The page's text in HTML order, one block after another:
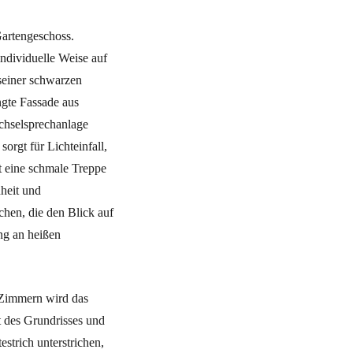
Weise auf
schwarzen
Fassade aus
sorgt für Lichteinfall,
schmale Treppe
und
die den Blick auf
an heißen
wird das
Grundrisses und
unterstrichen,